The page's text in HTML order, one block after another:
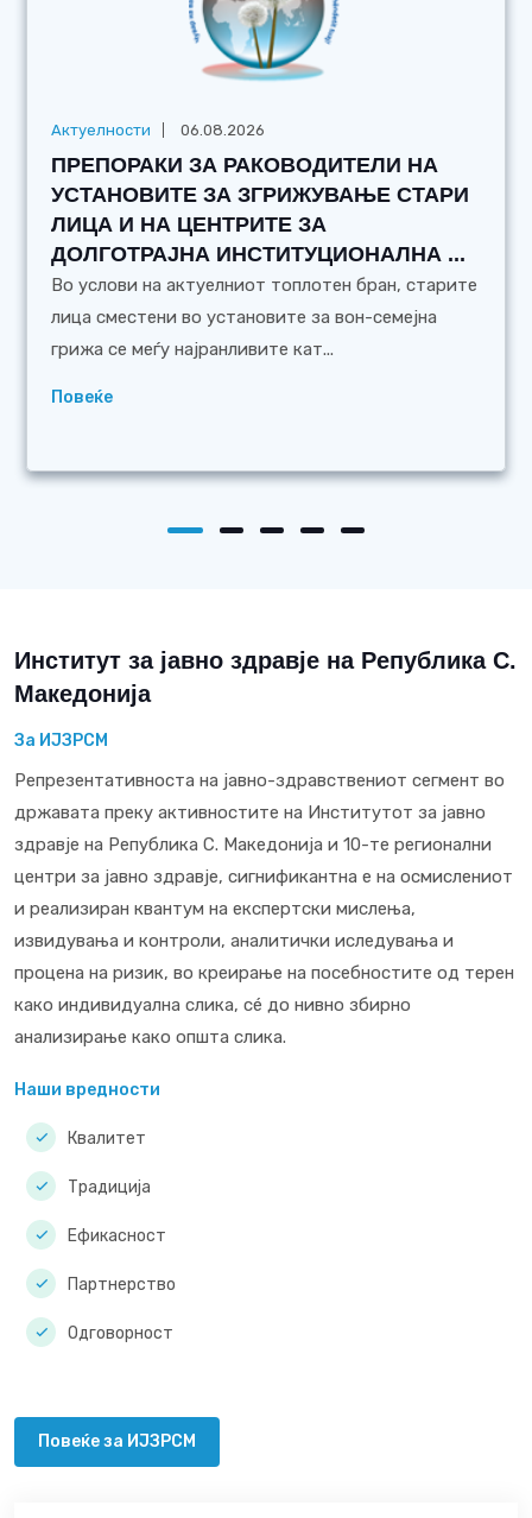
Актуелности 06.08.2026
ПРЕПОРАКИ ЗА РАКОВОДИТЕЛИ НА
УСТАНОВИТЕ ЗА ЗГРИЖУВАЊЕ СТАРИ
ЛИЦА И НА ЦЕНТРИТЕ ЗА
ДОЛГОТРАЈНА ИНСТИТУЦИОНАЛНА ...
Во услови на актуелниот топлотен бран, старите
лица сместени во установите за вон-семејна
грижа се меѓу најранливите кат...
Повеќе
Институт за јавно здравје на Република С.
Македонија
За ИЈЗРСМ
Репрезентативноста на јавно-здравствениот сегмент во
државата преку активностите на Институтот за јавно
здравје на Република С. Македонија и 10-те регионални
центри за јавно здравје, сигнификантна е на осмислениот
и реализиран квантум на експертски мислења,
извидувања и контроли, аналитички иследувања и
процена на ризик, во креирање на посебностите од терен
како индивидуална слика, сé до нивно збирно
анализирање како општа слика.
Наши вредности
Квалитет
Традиција
Ефикасност
Партнерство
Одговорност
Повеќе за ИЈЗРСМ